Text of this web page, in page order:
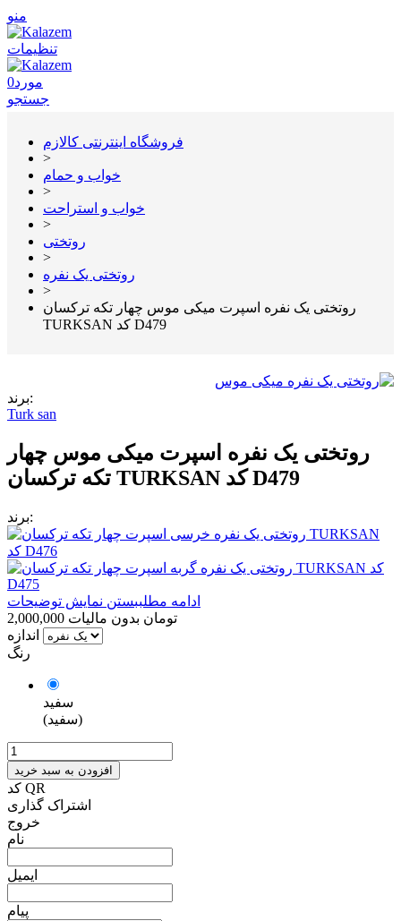
منو
تنظیمات
0مورد
جستجو
فروشگاه اینترنتی کالازم
>
خواب و حمام
>
خواب و استراحت
>
روتختی
>
روتختی یک نفره
>
روتختی یک نفره اسپرت میکی موس چهار تکه ترکسان
TURKSAN کد D479
برند:
Turk san
روتختی یک نفره اسپرت میکی موس چهار
تکه ترکسان TURKSAN کد D479
برند:
ادامه مطلببستن نمایش توضیحات
2,000,000 تومان بدون مالیات
اندازه
رنگ
سفید
(سفید)
افزودن به سبد خرید
کد QR
اشتراک گذاری
خروج
نام
ایمیل
پیام